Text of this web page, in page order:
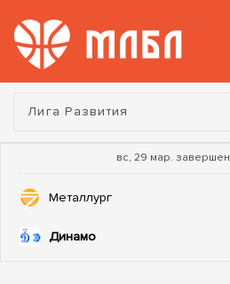
Турнир:
Лига Развития
вс, 29 мар. завершен
Металлург
Динамо